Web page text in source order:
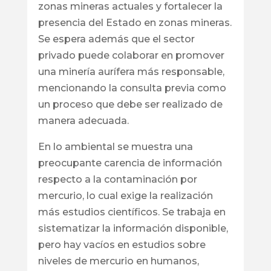
zonas mineras actuales y fortalecer la
presencia del Estado en zonas mineras.
Se espera además que el sector
privado puede colaborar en promover
una minería aurífera más responsable,
mencionando la consulta previa como
un proceso que debe ser realizado de
manera adecuada.
En lo ambiental se muestra una
preocupante carencia de información
respecto a la contaminación por
mercurio, lo cual exige la realización
más estudios científicos. Se trabaja en
sistematizar la información disponible,
pero hay vacíos en estudios sobre
niveles de mercurio en humanos,